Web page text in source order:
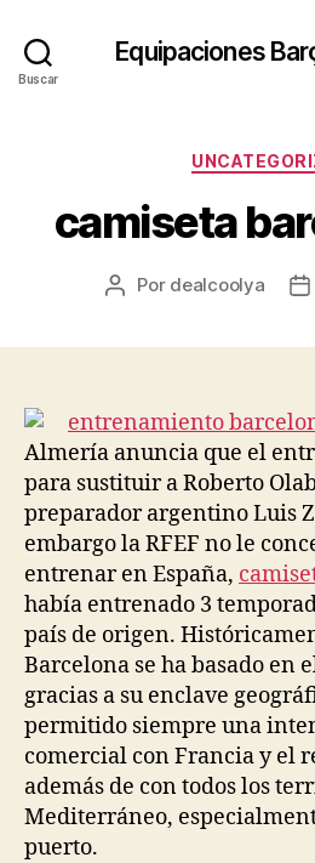
Buscar
Equipaciones
camiseta
Autor
Por dealcoolya
Almería anuncia que el
para sustituir a Roberto
preparador argentino Luis
embargo la RFEF no le
entrenar en España,
había entrenado 3
país de origen.
Barcelona se ha basado en
gracias a su enclave
permitido siempre una
comercial con Francia y el
además de con todos los
Mediterráneo,
puerto.